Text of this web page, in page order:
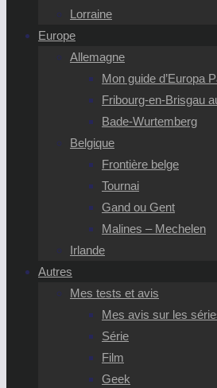
Lorraine
Europe
Allemagne
Mon guide d’Europa
Fribourg-en-Brisgau
Bade-Wurtemberg
Belgique
Frontière belge
Tournai
Gand ou Gent
Malines – Mechelen
Irlande
Autres
Mes tests et avis
Mes avis sur les
Série
Film
Geek